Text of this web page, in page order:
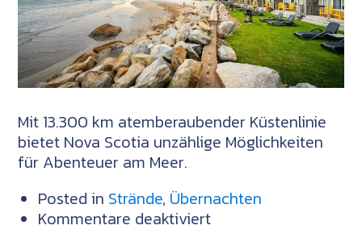
Mit 13.300 km atemberaubender Küstenlinie
bietet Nova Scotia unzählige Möglichkeiten
für Abenteuer am Meer.
Posted in Strände, Übernachten
Kommentare deaktiviertfür